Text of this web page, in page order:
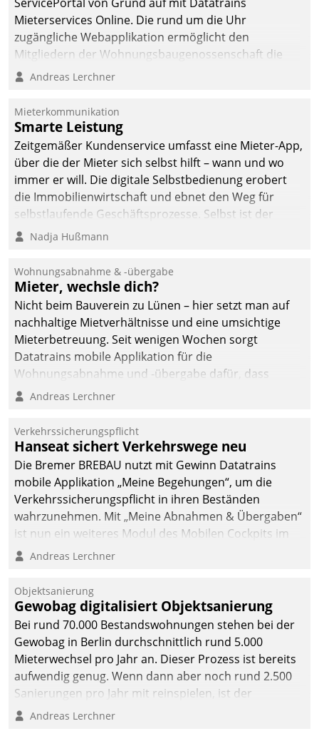
Mieterservices Online. Die rund um die Uhr
zugängliche Webapplikation ermöglicht den
Mitgliedern der Wohnungs­bau­genossenschaft die
Kontaktaufnahme per Smartphone, Tablet oder PC.
Andreas Lerchner
Mieterkommunikation
Smarte Leistung
Zeitgemäßer Kundenservice umfasst eine Mieter-App,
über die der Mieter sich selbst hilft – wann und wo
immer er will. Die digitale Selbstbedienung erobert
die Immobilienwirtschaft und ebnet den Weg für
selbstlaufende Geschäftsprozesse. Selbst ist der
Kunde und smart der Serviceanbieter.
Nadja Hußmann
Wohnungsabnahme & -übergabe
Mieter, wechsle dich?
Nicht beim Bauverein zu Lünen – hier setzt man auf
nachhaltige Mietverhältnisse und eine umsichtige
Mieterbetreuung. Seit wenigen Wochen sorgt
Datatrains mobile Applikation für die
Wohnungsabnahme und -übergabe dafür, dass
Mieter wohlgeordnet kommen und, so es sein muss,
Andreas Lerchner
Verkehrssicherungspflicht
Hanseat sichert Verkehrswege neu
Die Bremer BREBAU nutzt mit Gewinn Datatrains
mobile Applikation „Meine Begehungen“, um die
Verkehrssicherungspflicht in ihren Beständen
wahrzunehmen. Mit „Meine Abnahmen & Übergaben“
ist nun ein weiteres Modul des Mobilen Cockpits im
Einsatz.
Andreas Lerchner
Objektsanierung
Gewobag digitalisiert Objektsanierung
Bei rund 70.000 Bestandswohnungen stehen bei der
Gewobag in Berlin durchschnittlich rund 5.000
Mieterwechsel pro Jahr an. Dieser Prozess ist bereits
aufwendig genug. Wenn dann aber noch rund 2.500
Sanierungen pro Jahr mit reinspielen, ist der
Betreuungs- und Organisationsaufwand immens. Im
Andreas Lerchner